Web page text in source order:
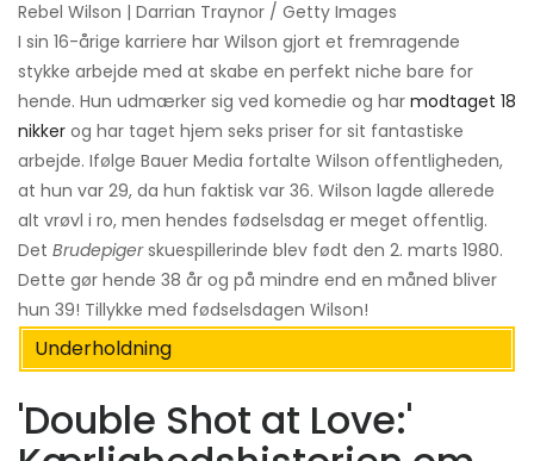
Rebel Wilson | Darrian Traynor / Getty Images
I sin 16-årige karriere har Wilson gjort et fremragende
stykke arbejde med at skabe en perfekt niche bare for
hende. Hun udmærker sig ved komedie og har modtaget 18
nikker og har taget hjem seks priser for sit fantastiske
arbejde. Ifølge Bauer Media fortalte Wilson offentligheden,
at hun var 29, da hun faktisk var 36. Wilson lagde allerede
alt vrøvl i ro, men hendes fødselsdag er meget offentlig.
Det Brudepigerskuespillerinde blev født den 2. marts 1980.
Dette gør hende 38 år og på mindre end en måned bliver
hun 39! Tillykke med fødselsdagen Wilson!
Underholdning
'Double Shot at Love:'